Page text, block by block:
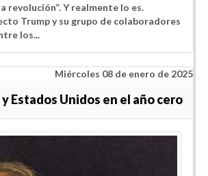
revolución”. Y realmente lo es.
Trump y su grupo de colaboradores
los...
Miércoles 08 de enero de 2025
y Estados Unidos en el año cero